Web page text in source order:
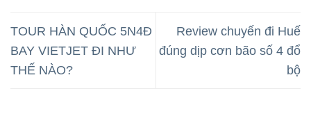
TOUR HÀN QUỐC 5N4Đ
BAY VIETJET ĐI NHƯ
THẾ NÀO?
Review chuyến đi Huế
đúng dịp cơn bão số 4 đổ
bộ